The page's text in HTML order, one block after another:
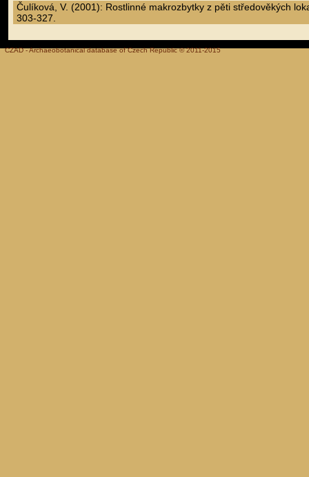
Čulíková, V. (2001): Rostlinné makrozbytky z pěti středověkých
303-327.
CZAD - Archaeobotanical database of Czech Republic © 2011-2015